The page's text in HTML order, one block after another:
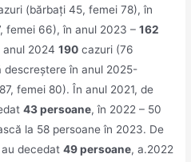
(bărbați 45, femei 78), în
femei 66), în anul 2023 –162
anul 2024190 cazuri (76
descreștere în anul 2025-
femei 80). În anul 2021, de
43 persoane, în 2022 – 50
la 58 persoane în 2023. De
au decedat49 persoane, a.2022